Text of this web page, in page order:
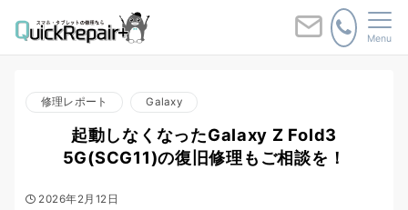
Menu
修理レポート Galaxy
起動しなくなったGalaxy Z Fold3
5G(SCG11)の復旧修理もご相談を！
2026年2月12日